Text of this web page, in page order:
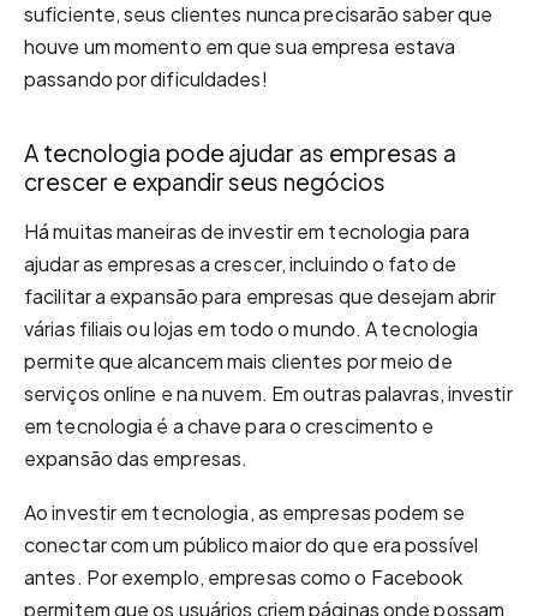
suficiente, seus clientes nunca precisarão saber que
houve um momento em que sua empresa estava
passando por dificuldades!
A tecnologia pode ajudar as empresas a
crescer e expandir seus negócios
Há muitas maneiras de investir em tecnologia para
ajudar as empresas a crescer, incluindo o fato de
facilitar a expansão para empresas que desejam abrir
várias filiais ou lojas em todo o mundo. A tecnologia
permite que alcancem mais clientes por meio de
serviços online e na nuvem. Em outras palavras, investir
em tecnologia é a chave para o crescimento e
expansão das empresas.
Ao investir em tecnologia, as empresas podem se
conectar com um público maior do que era possível
antes. Por exemplo, empresas como o Facebook
permitem que os usuários criem páginas onde possam